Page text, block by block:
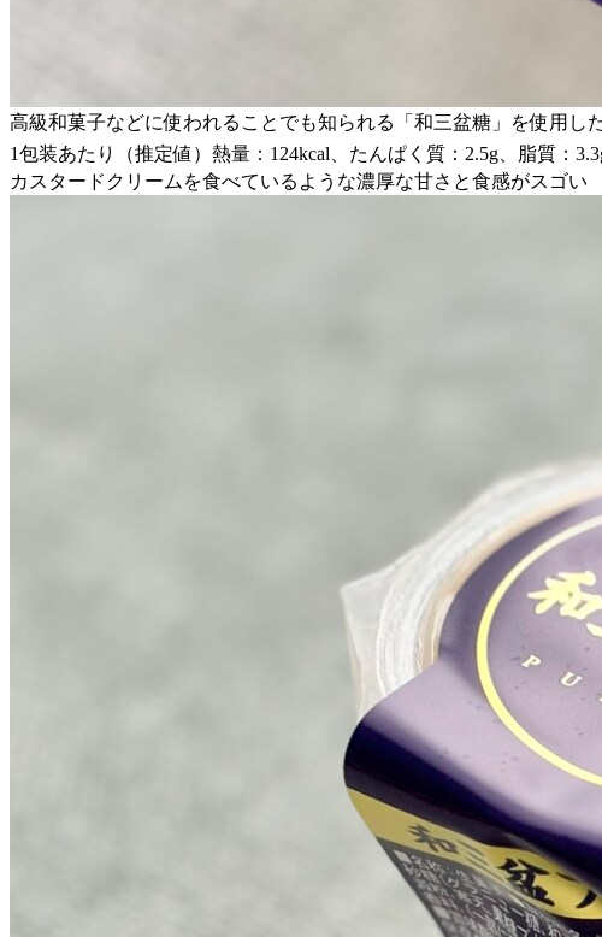
高級和菓子などに使われることでも知られる「和三盆糖」を使用し
1包装あたり（推定値）熱量：124kcal、たんぱく質：2.5g、脂質：
カスタードクリームを食べているような濃厚な甘さと食感がスゴい